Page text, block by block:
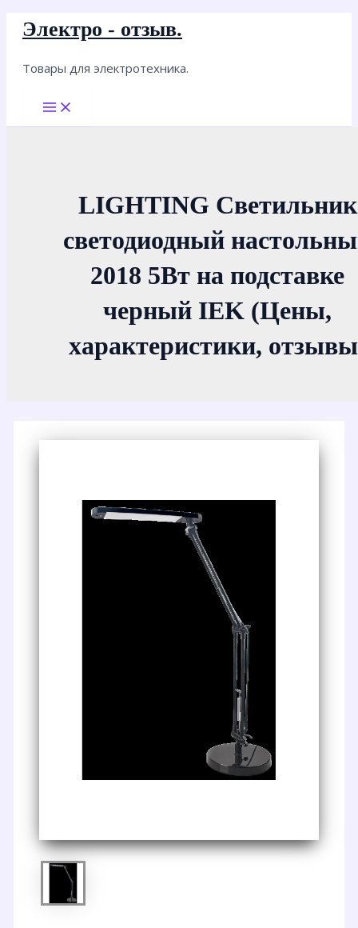
Перейти
содержимому
Электро - отзыв.
Товары для электротехника.
Main
Menu
LIGHTING Светильник
светодиодный
2018 5Вт на подставке
черный IEK (Цены,
характеристики,